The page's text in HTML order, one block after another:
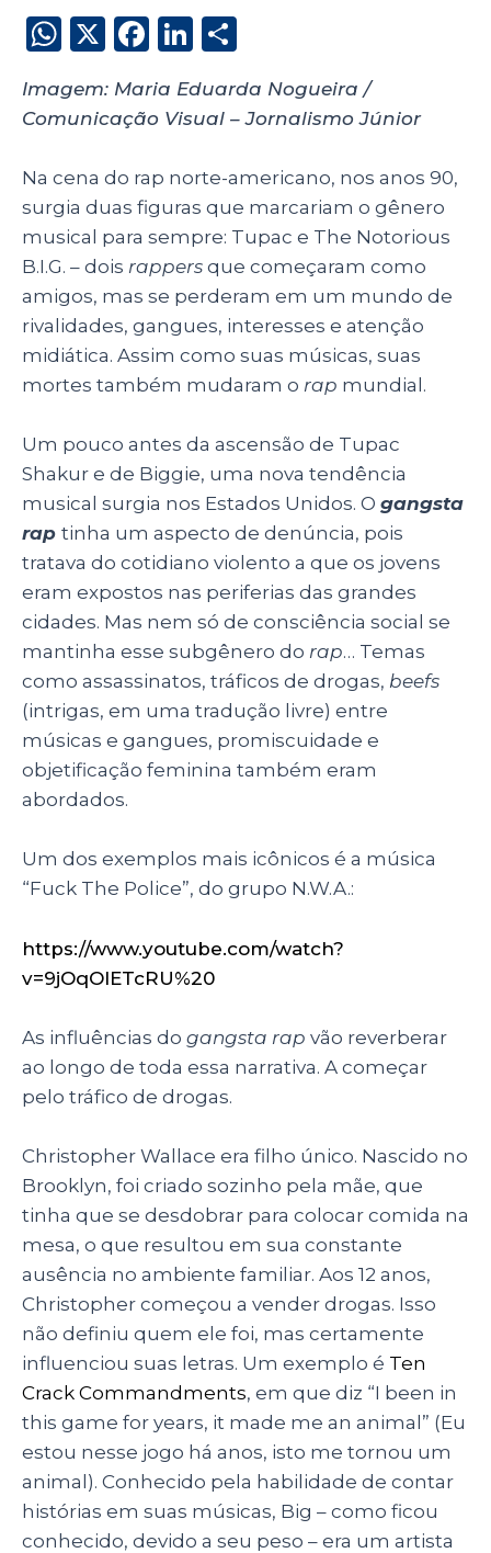
W
a
ts
A
p
p
X
F
c
e
b
o
o
k
Li
k
e
dI
n
a
re
Imagem: Maria Eduarda Nogueira /
Comunicação Visual – Jornalismo Júnior
Na cena do rap norte-americano, nos anos 90,
surgia duas figuras que marcariam o gênero
musical para sempre: Tupac e The Notorious
B.I.G. – dois rappers que começaram como
amigos, mas se perderam em um mundo de
rivalidades, gangues, interesses e atenção
midiática. Assim como suas músicas, suas
mortes também mudaram o rap mundial.
Um pouco antes da ascensão de Tupac
Shakur e de Biggie, uma nova tendência
musical surgia nos Estados Unidos. O gangsta
rap tinha um aspecto de denúncia, pois
tratava do cotidiano violento a que os jovens
eram expostos nas periferias das grandes
cidades. Mas nem só de consciência social se
mantinha esse subgênero do rap… Temas
como assassinatos, tráficos de drogas, beefs
(intrigas, em uma tradução livre) entre
músicas e gangues, promiscuidade e
objetificação feminina também eram
abordados.
Um dos exemplos mais icônicos é a música
“Fuck The Police”, do grupo N.W.A.:
https://www.youtube.com/watch?
v=9jOqOlETcRU%20
As influências do gangsta rap vão reverberar
ao longo de toda essa narrativa. A começar
pelo tráfico de drogas.
Christopher Wallace era filho único. Nascido no
Brooklyn, foi criado sozinho pela mãe, que
tinha que se desdobrar para colocar comida na
mesa, o que resultou em sua constante
ausência no ambiente familiar. Aos 12 anos,
Christopher começou a vender drogas. Isso
não definiu quem ele foi, mas certamente
influenciou suas letras. Um exemplo é Ten
Crack Commandments, em que diz “I been in
this game for years, it made me an animal” (Eu
estou nesse jogo há anos, isto me tornou um
animal). Conhecido pela habilidade de contar
histórias em suas músicas, Big – como ficou
conhecido, devido a seu peso – era um artista